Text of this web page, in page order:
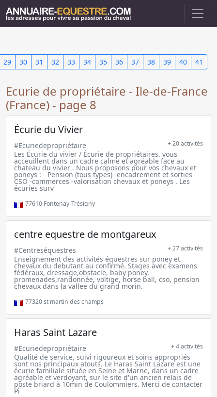
29 30 31 32 33 34 35 36 37 38 39 40 41
Ecurie de propriétaire - Ile-de-France
(France) - page 8
Écurie du Vivier
#Ecuriedepropriétaire + 20 activités
Les Écurie du vivier / Écurie de propriétaires. vous
acceuillent dans un cadre calme et agréable face au
chateau du vivier . Nous proposons pour vos chevaux et
poneys : - Pension (tous types) -encadrement et sorties
CSO -commerces -valorisation chevaux et poneys . Les
écuries surv
77610 Fontenay-Trésigny
centre equestre de montgareux
#Centreséquestres + 27 activités
Enseignement des activités équestres sur poney et
chevaux du debutant au confirmé. Stages avec examens
fédéraux, dressage,obstacle, baby poney,
promenades,randonnée, voltige, horse ball, cso, pension
chevaux dans la vallee du grand morin.
77320st martin des champs
Haras Saint Lazare
#Ecuriedepropriétaire + 4 activités
Qualité de service, suivi rigoureux et soins appropriés
sont nos principaux atouts. Le Haras Saint Lazare est une
écurie familiale située en Seine et Marne, dans un cadre
agréable et verdoyant, sur le site d'un ancien relais de
poste briard à 10min de Coulommiers. Merci de contacter
Pi